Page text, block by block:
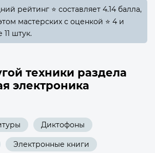
рейтинг ⭐ составляет 4.14 балла,
мастерских с оценкой ⭐ 4 и
штук.
техники раздела
электроника
Диктофоны
Электронные книги